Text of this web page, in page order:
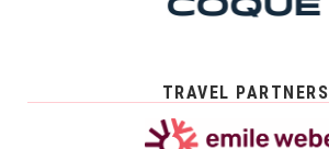
TRAVEL PARTNERS